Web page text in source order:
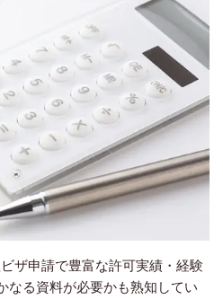
ザ申請で豊富な許可実績・経験
なる資料が必要かも熟知してい